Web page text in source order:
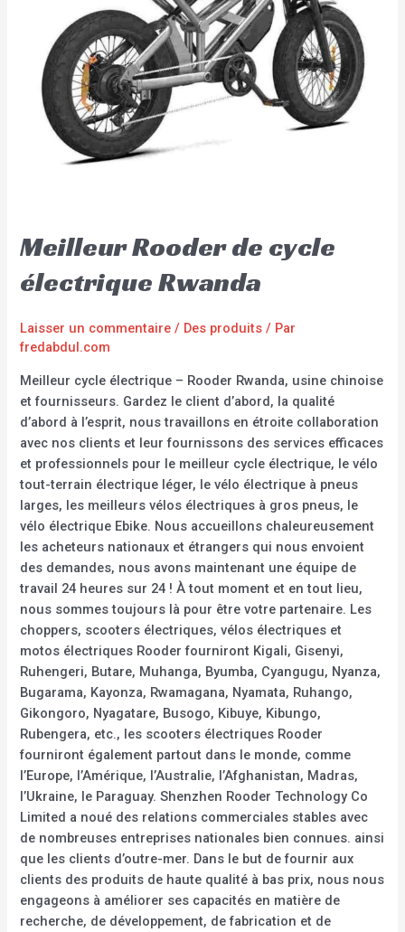
Meilleur Rooder de cycle
électrique Rwanda
Laisser un commentaire / Des produits / Par
fredabdul.com
Meilleur cycle électrique – Rooder Rwanda, usine chinoise
et fournisseurs. Gardez le client d’abord, la qualité
d’abord à l’esprit, nous travaillons en étroite collaboration
avec nos clients et leur fournissons des services efficaces
et professionnels pour le meilleur cycle électrique, le vélo
tout-terrain électrique léger, le vélo électrique à pneus
larges, les meilleurs vélos électriques à gros pneus, le
vélo électrique Ebike. Nous accueillons chaleureusement
les acheteurs nationaux et étrangers qui nous envoient
des demandes, nous avons maintenant une équipe de
travail 24 heures sur 24 ! À tout moment et en tout lieu,
nous sommes toujours là pour être votre partenaire. Les
choppers, scooters électriques, vélos électriques et
motos électriques Rooder fourniront Kigali, Gisenyi,
Ruhengeri, Butare, Muhanga, Byumba, Cyangugu, Nyanza,
Bugarama, Kayonza, Rwamagana, Nyamata, Ruhango,
Gikongoro, Nyagatare, Busogo, Kibuye, Kibungo,
Rubengera, etc., les scooters électriques Rooder
fourniront également partout dans le monde, comme
l’Europe, l’Amérique, l’Australie, l’Afghanistan, Madras,
l’Ukraine, le Paraguay. Shenzhen Rooder Technology Co
Limited a noué des relations commerciales stables avec
de nombreuses entreprises nationales bien connues. ainsi
que les clients d’outre-mer. Dans le but de fournir aux
clients des produits de haute qualité à bas prix, nous nous
engageons à améliorer ses capacités en matière de
recherche, de développement, de fabrication et de